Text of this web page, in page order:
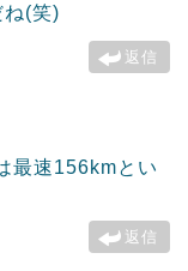
ね(笑)
返信
最速156kmとい
返信